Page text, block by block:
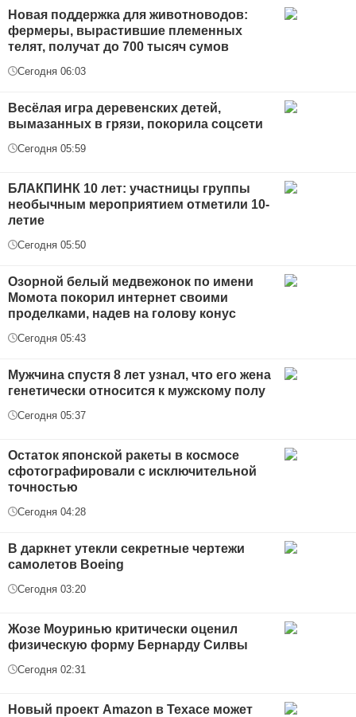
Новая поддержка для животноводов:
фермеры, вырастившие племенных
телят, получат до 700 тысяч сумов
Сегодня 06:03
Весёлая игра деревенских детей,
вымазанных в грязи, покорила соцсети
Сегодня 05:59
БЛАКПИНК 10 лет: участницы группы
необычным мероприятием отметили 10-
летие
Сегодня 05:50
Озорной белый медвежонок по имени
Момота покорил интернет своими
проделками, надев на голову конус
Сегодня 05:43
Мужчина спустя 8 лет узнал, что его жена
генетически относится к мужскому полу
Сегодня 05:37
Остаток японской ракеты в космосе
сфотографировали с исключительной
точностью
Сегодня 04:28
В даркнет утекли секретные чертежи
самолетов Boeing
Сегодня 03:20
Жозе Моуринью критически оценил
физическую форму Бернарду Силвы
Сегодня 02:31
Новый проект Amazon в Техасе может